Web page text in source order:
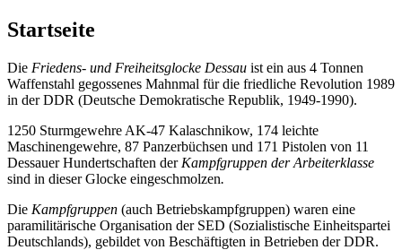
Startseite
Die Friedens- und Freiheitsglocke Dessau ist ein aus 4 Tonnen
Waffenstahl gegossenes Mahnmal für die friedliche Revolution 1989
in der DDR (Deutsche Demokratische Republik, 1949-1990).
1250 Sturmgewehre AK-47 Kalaschnikow, 174 leichte
Maschinengewehre, 87 Panzerbüchsen und 171 Pistolen von 11
Dessauer Hundertschaften der Kampfgruppen der Arbeiterklasse
sind in dieser Glocke eingeschmolzen.
Die Kampfgruppen (auch Betriebskampfgruppen) waren eine
paramilitärische Organisation der SED (Sozialistische Einheitspartei
Deutschlands), gebildet von Beschäftigten in Betrieben der DDR.